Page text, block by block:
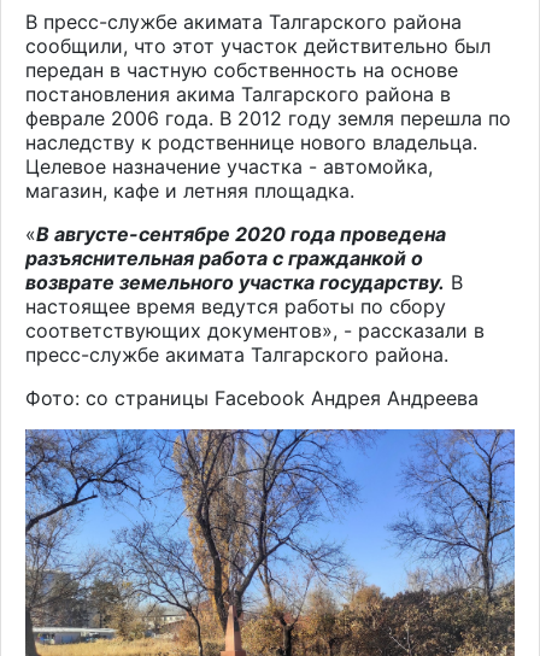
В пресс-службе акимата Талгарского района
сообщили, что этот участок действительно был
передан в частную собственность на основе
постановления акима Талгарского района в
феврале 2006 года. В 2012 году земля перешла по
наследству к родственнице нового владельца.
Целевое назначение участка - автомойка,
магазин, кафе и летняя площадка.
«В августе-сентябре 2020 года проведена
разъяснительная работа с гражданкой о
возврате земельного участка государству. В
настоящее время ведутся работы по сбору
соответствующих документов», - рассказали в
пресс-службе акимата Талгарского района.
Фото: со страницы Facebook Андрея Андреева